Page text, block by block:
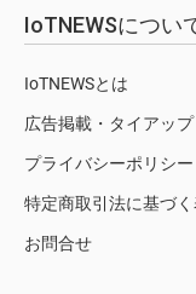
IoTNEWSについ
IoTNEWSとは
広告掲載・タイアップ
プライバシーポリシー
特定商取引法に基づ
お問合せ